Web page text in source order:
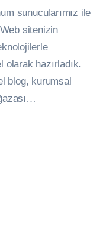
sunucularımız ile
sitenizin
olarak hazırladık.
blog, kurumsal